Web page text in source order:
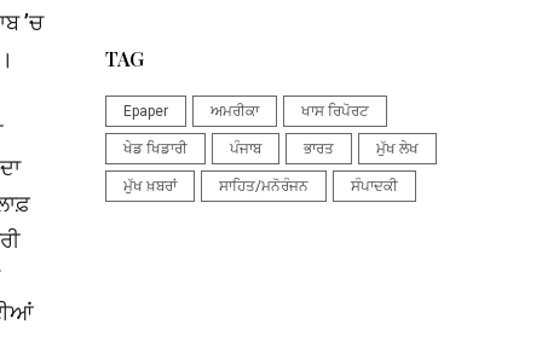
’ਚ
TAG
Epaper ਅਮਰੀਕਾ ਖਾਸ ਰਿਪੋਰਟ
ਖੇਡ ਖਿਡਾਰੀ ਪੰਜਾਬ ਭਾਰਤ ਮੁੱਖ ਲੇਖ
ਮੁੱਖ ਖ਼ਬਰਾਂ ਸਾਹਿਤ/ਮਨੋਰੰਜਨ ਸੰਪਾਦਕੀ